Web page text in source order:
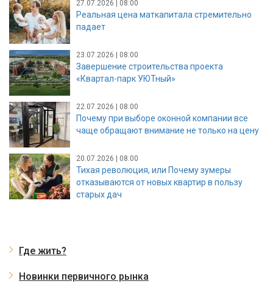
27.07.2026 | 08:00
Реальная цена маткапитала стремительно
падает
23.07.2026 | 08:00
Завершение строительства проекта
«Квартал-парк УЮТный»
22.07.2026 | 08:00
Почему при выборе оконной компании все
чаще обращают внимание не только на цену
20.07.2026 | 08:00
Тихая революция, или Почему зумеры
отказываются от новых квартир в пользу
старых дач
Где жить?
Новинки первичного рынка